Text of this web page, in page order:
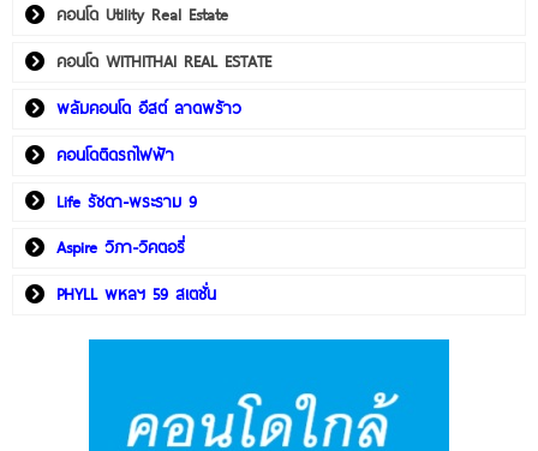
คอนโด Utility Real Estate
คอนโด WITHITHAI REAL ESTATE
พลัมคอนโด อีสต์ ลาดพร้าว
คอนโดติดรถไฟฟ้า
Life รัชดา-พระราม 9
Aspire วิภา-วิคตอรี่
PHYLL พหลฯ 59 สเตชั่น